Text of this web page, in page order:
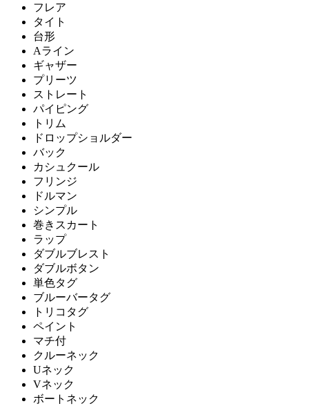
フレア
タイト
台形
Aライン
ギャザー
プリーツ
ストレート
パイピング
トリム
ドロップショルダー
バック
カシュクール
フリンジ
ドルマン
シンプル
巻きスカート
ラップ
ダブルブレスト
ダブルボタン
単色タグ
ブルーバータグ
トリコタグ
ペイント
マチ付
クルーネック
Uネック
Vネック
ボートネック